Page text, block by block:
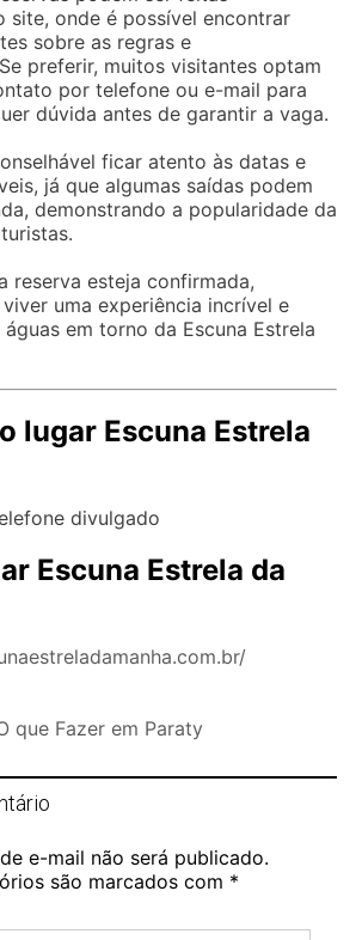
site, onde é possível encontrar
sobre as regras e
preferir, muitos visitantes optam
por telefone ou e-mail para
dúvida antes de garantir a vaga.
ficar atento às datas e
já que algumas saídas podem
demonstrando a popularidade da
reserva esteja confirmada,
uma experiência incrível e
em torno da Escuna Estrela
lugar Escuna Estrela
divulgado
Escuna Estrela da
que Fazer em Paraty
e-mail não será publicado.
são marcados com *